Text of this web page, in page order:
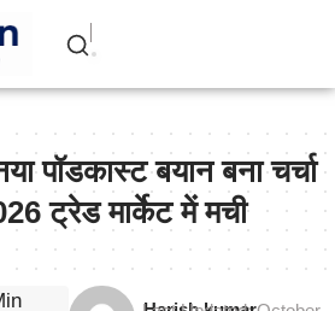
पॉडकास्ट बयान बना चर्चा
ट्रेड मार्केट में मची